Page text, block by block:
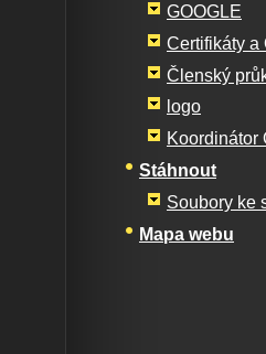
GOOGLE
Certifikáty a
Členský
logo
Koordinátor
Stáhnout
Soubory ke
Mapa webu